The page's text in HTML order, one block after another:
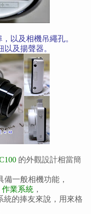
以及相機吊繩孔。
及揚聲器。
的外觀設計相當簡
一般相機功能，
作業系統，
統的捧友來說，用來格